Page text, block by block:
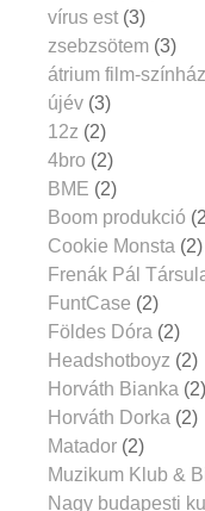
vírus est (3)
zsebzsötem (3)
átrium film-színház
újév (3)
12z (2)
4bro (2)
BME (2)
Boom produkció
Cookie Monsta (2)
Frenák Pál
FuntCase (2)
Földes Dóra (2)
Headshotboyz (2)
Horváth Bianka (2)
Horváth Dorka (2)
Matador (2)
Muzikum Klub &
Nagy budapesti